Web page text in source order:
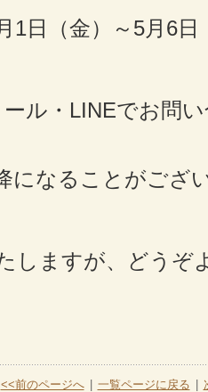
1日（金）～5月6
ール・LINEでお問
になることがござ
しますが、どうぞ
<<前のページへ 一覧ページに戻る